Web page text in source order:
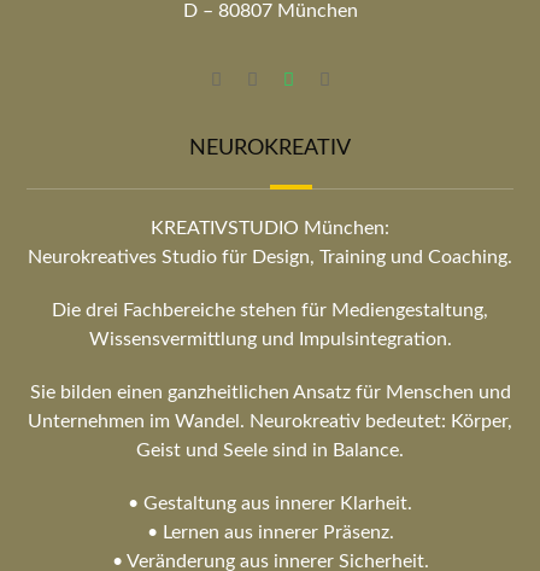
D – 80807 München
NEUROKREATIV
KREATIVSTUDIO München:
Neurokreatives Studio für Design, Training und Coaching.
Die drei Fachbereiche stehen für Mediengestaltung,
Wissensvermittlung und Impulsintegration.
Sie bilden einen ganzheitlichen Ansatz für Menschen und
Unternehmen im Wandel. Neurokreativ bedeutet: Körper,
Geist und Seele sind in Balance.
• Gestaltung aus innerer Klarheit.
• Lernen aus innerer Präsenz.
• Veränderung aus innerer Sicherheit.